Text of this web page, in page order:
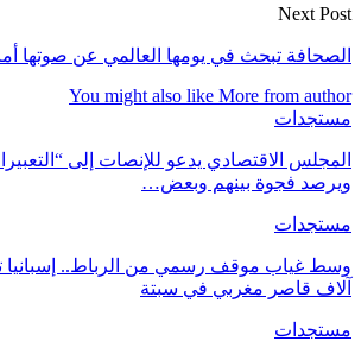
Next Post
الصحافة تبحث في يومها العالمي عن صوتها
You might also like More from author
مستجدات
المجلس الاقتصادي يدعو للإنصات إلى
ويرصد فجوة بينهم وبعض…
مستجدات
آلاف قاصر مغربي في سبتة
مستجدات